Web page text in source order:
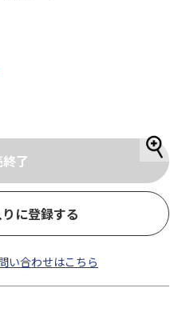
に登録する
い合わせはこちら